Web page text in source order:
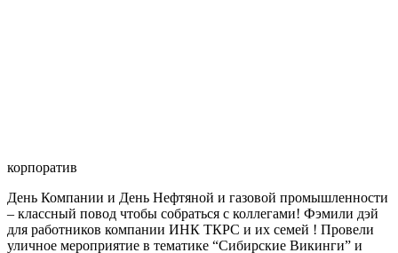
корпоратив
День Компании и День Нефтяной и газовой промышленности
– классный повод чтобы собраться с коллегами! Фэмили дэй
для работников компании ИНК ТКРС и их семей ! Провели
уличное мероприятие в тематике “Сибирские Викинги” и